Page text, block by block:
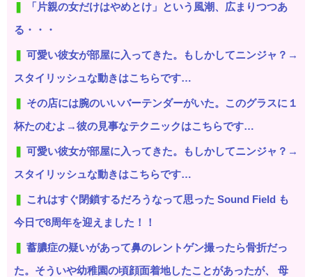
「片親の女だけはやめとけ」という風潮、広まりつつあ
る・・・
可愛い彼女が部屋に入ってきた。もしかしてニンジャ？→
スタイリッシュな動きはこちらです…
その店には腕のいいバーテンダーがいた。このグラスに１
杯たのむよ→彼の見事なテクニックはこちらです…
可愛い彼女が部屋に入ってきた。もしかしてニンジャ？→
スタイリッシュな動きはこちらです…
これはすぐ閉鎖するだろうなって思った Sound Field も
今日で8周年を迎えました！！
蓄膿症の疑いがあって鼻のレントゲン撮ったら骨折だっ
た。そういや幼稚園の頃顔面着地したことがあったが、 母